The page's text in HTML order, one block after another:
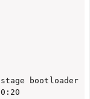
bootloader